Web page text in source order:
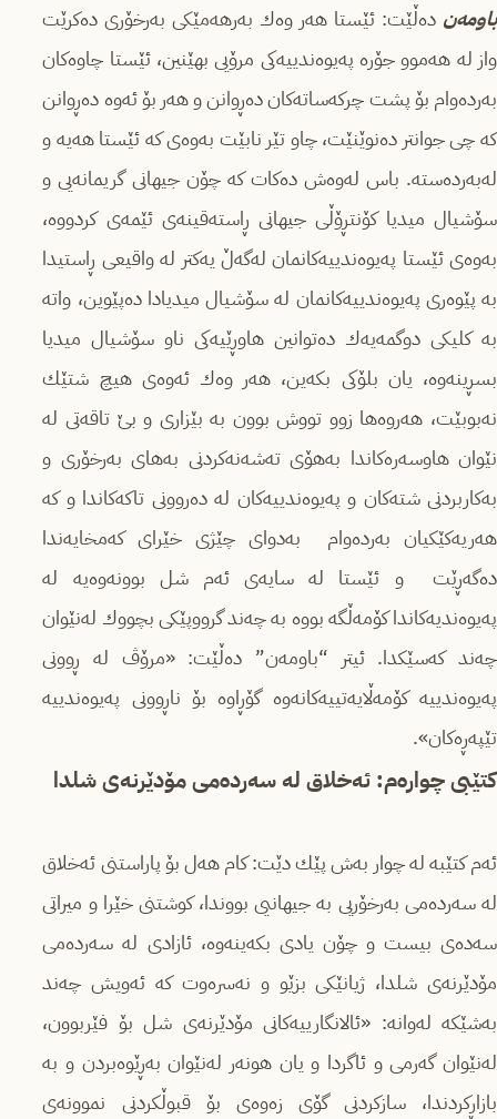
باومەن دەڵێت: ئێستا ھەر وەك بەرھەمێكی بەرخۆری دەكرێت
واز لە ھەموو جۆرە پەیوەندییەكی مرۆیی بھێنین، ئێستا چاوەكان
بەردەوام بۆ پشت چركەساتەكان دەڕوانن و ھەر بۆ ئەوە دەڕوانن
كە چی جوانتر دەنوێنێت، چاو تێر نابێت بەوەی كە ئێستا ھەیە و
لەبەردەستە. باس لەوەش دەكات كە چۆن جیھانی گریمانەیی و
سۆشیال میدیا كۆنتڕۆڵی جیھانی ڕاستەقینەی ئێمەی كردووە،
بەوەی ئێستا پەیوەندییەكانمان لەگەڵ یەكتر لە واقیعی ڕاستیدا
بە پێوەری پەیوەندییەكانمان لە سۆشیال میدیادا دەپێوین، واتە
بە كلیكی دوگمەیەك دەتوانین ھاوڕێیەكی ناو سۆشیال میدیا
بسڕینەوە، یان بلۆكی بكەین، ھەر وەك ئەوەی ھیچ شتێك
نەبوبێت، ھەروەھا زوو تووش بوون بە بێزاری و بێ تاقەتی لە
نێوان ھاوسەرەكاندا بەھۆی تەشەنەكردنی بەھای بەرخۆری و
بەكاربردنی شتەكان و پەیوەندییەكان لە دەروونی تاكەكاندا و كە
ھەریەكێكیان بەردەوام بەدوای چێژی خێرای كەمخایەندا
دەگەڕێت و ئێستا لە سایەی ئەم شل بوونەوەیە لە
پەیوەندیەكاندا كۆمەڵگە بووە بە چەند گرووپێكی بچووك لەنێوان
چەند كەسێكدا. ئیتر “باومەن” دەڵێت: «مرۆڤ لە ڕوونی
پەیوەندییە كۆمەڵایەتییەكانەوە گۆڕاوە بۆ ناڕوونی پەیوەندییە
تێپەڕەكان».
كتێبی چوارەم: ئەخلاق لە سەردەمی مۆدێرنەی شلدا
ئەم كتێبە لە چوار بەش پێك دێت: كام ھەل بۆ پاراستنی ئەخلاق
لە سەردەمی بەرخۆریی بە جیھانیی بووندا، كوشتنی خێرا و میراتی
سەدەی بیست و چۆن یادی بكەینەوە، ئازادی لە سەردەمی
مۆدێرنەی شلدا، ژیانێكی بزێو و نەسرەوت كە ئەویش چەند
بەشێكە لەوانە: «ئالانگارییەكانی مۆدێرنەی شل بۆ فێربوون،
لەنێوان گەرمی و ئاگردا و یان ھونەر لەنێوان بەڕێوەبردن و بە
بازاڕكردندا، سازكردنی گۆی زەوەی بۆ قبوڵكردنی نموونەی